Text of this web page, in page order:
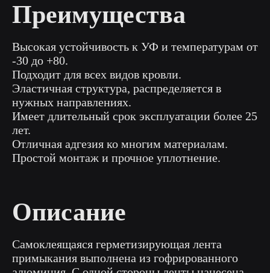
Преимущества
Высокая устойчивость к УФ и температурам от
-30 до +80.
Подходит для всех видов кровли.
Эластичная структура, распределяется в
нужных направлениях.
Имеет длительный срок эксплуатации более 25
лет.
Отличная адгезия ко многим материалам.
Простой монтаж и прочное уплотнение.
Описание
Самоклеящаяся герметизирующая лента
примыкания выполнена из гофрированного